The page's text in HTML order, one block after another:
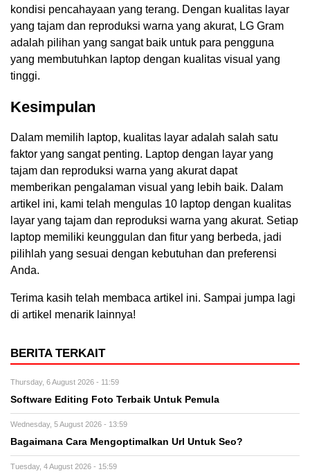
kondisi pencahayaan yang terang. Dengan kualitas layar
yang tajam dan reproduksi warna yang akurat, LG Gram
adalah pilihan yang sangat baik untuk para pengguna
yang membutuhkan laptop dengan kualitas visual yang
tinggi.
Kesimpulan
Dalam memilih laptop, kualitas layar adalah salah satu
faktor yang sangat penting. Laptop dengan layar yang
tajam dan reproduksi warna yang akurat dapat
memberikan pengalaman visual yang lebih baik. Dalam
artikel ini, kami telah mengulas 10 laptop dengan kualitas
layar yang tajam dan reproduksi warna yang akurat. Setiap
laptop memiliki keunggulan dan fitur yang berbeda, jadi
pilihlah yang sesuai dengan kebutuhan dan preferensi
Anda.
Terima kasih telah membaca artikel ini. Sampai jumpa lagi
di artikel menarik lainnya!
BERITA TERKAIT
Thursday, 6 August 2026 - 11:59
Software Editing Foto Terbaik Untuk Pemula
Wednesday, 5 August 2026 - 13:59
Bagaimana Cara Mengoptimalkan Url Untuk Seo?
Tuesday, 4 August 2026 - 15:59